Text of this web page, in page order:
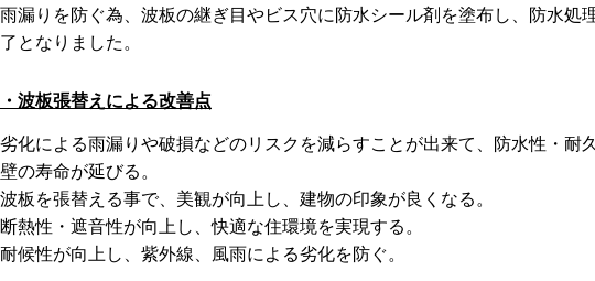
雨漏りを防ぐ為、波板の継ぎ目やビス穴に防水シール剤を塗布し、防水処
了となりました。
・波板張替えによる改善点
劣化による雨漏りや破損などのリスクを減らすことが出来て、防水性・耐
壁の寿命が延びる。
波板を張替える事で、美観が向上し、建物の印象が良くなる。
断熱性・遮音性が向上し、快適な住環境を実現する。
耐候性が向上し、紫外線、風雨による劣化を防ぐ。